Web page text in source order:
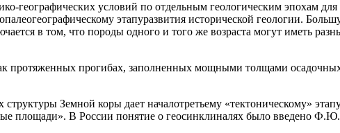
географических условий по отдельным геологическим эпохам
этапуразвития исторической геологии.
в том, что породы одного и того же возраста могут иметь
протяженных прогибах, заполненных мощными толщами
Земной коры дает началотретьему «тектоническому»
площади». В России понятие о геосинклиналях было введено